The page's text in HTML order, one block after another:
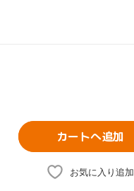
カートへ追加
お気に入り追加